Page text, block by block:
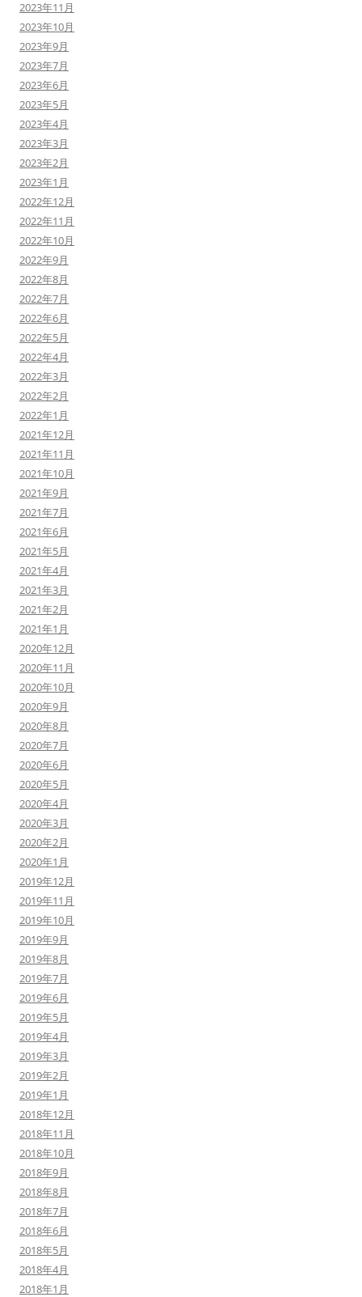
2023年11月
2023年10月
2023年9月
2023年7月
2023年6月
2023年5月
2023年4月
2023年3月
2023年2月
2023年1月
2022年12月
2022年11月
2022年10月
2022年9月
2022年8月
2022年7月
2022年6月
2022年5月
2022年4月
2022年3月
2022年2月
2022年1月
2021年12月
2021年11月
2021年10月
2021年9月
2021年7月
2021年6月
2021年5月
2021年4月
2021年3月
2021年2月
2021年1月
2020年12月
2020年11月
2020年10月
2020年9月
2020年8月
2020年7月
2020年6月
2020年5月
2020年4月
2020年3月
2020年2月
2020年1月
2019年12月
2019年11月
2019年10月
2019年9月
2019年8月
2019年7月
2019年6月
2019年5月
2019年4月
2019年3月
2019年2月
2019年1月
2018年12月
2018年11月
2018年10月
2018年9月
2018年8月
2018年7月
2018年6月
2018年5月
2018年4月
2018年1月